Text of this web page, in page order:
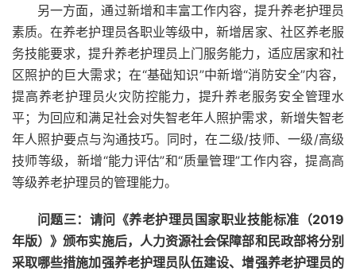
另一方面，通过新增和丰富工作内容，提升养老护理员
素质。在养老护理员各职业等级中，新增居家、社区养老服
务技能要求，提升养老护理员上门服务能力，适应居家和社
区照护的巨大需求；在“基础知识”中新增“消防安全”内容，
提高养老护理员火灾防控能力，提升养老服务安全管理水
平；为回应和满足社会对失智老年人照护需求，新增失智老
年人照护要点与沟通技巧。同时，在二级/技师、一级/高级
技师等级，新增“能力评估”和“质量管理”工作内容，提高高
等级养老护理员的管理能力。
问题三：请问《养老护理员国家职业技能标准（2019
年版）》颁布实施后，人力资源社会保障部和民政部将分别
采取哪些措施加强养老护理员队伍建设、增强养老护理员的